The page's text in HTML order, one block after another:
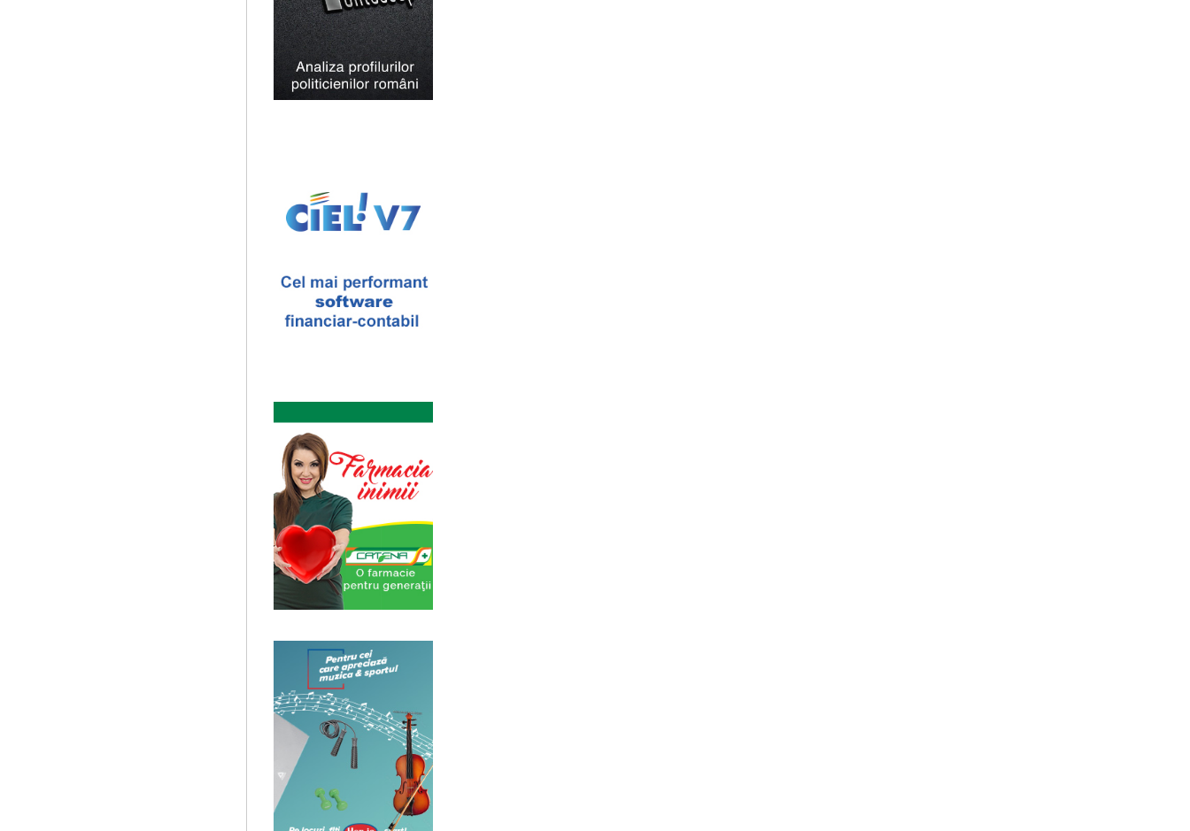
Cursul de Muzica universala (anul II)
Societatea Muzicala organizeaza un curs de cultura generala muzicala,
cu durata de doi ani, in parteneriat cu Universitatea N...
Cursul de Lingvistica (anul II)
Societatea Muzicala organizeaza un curs de cultura generala lingvistica.
Este un curs intensiv si concentrat, de nivel academ...
By Wallace Shawn, with Simona Maicanescu
The Fever de Wallace Shawn, one-woman show cu Simona
Maicanescu, in engleza, supratitrat in romana; Spectacolul de inchidere
Masterclass de traducere literara stilizata de scriitori englezi
“Lidia Vianu’s Students Translate” Ediția a III-a / 16-21 aprilie 2018 5
scriitori britanici şi o edi...
Anuarul Elitei culturale si stiintifice din Romania
Proiectul lansat de catre Societatea Muzicala, a fost conceput initial ca
un anuar al elitei muzicale din Romania – anuar...
Cursul de Sociologie
Societatea Muzicala organizeaza un curs de Sociologie, in parteneriat
cu Facultatea de Sociologie si Asistenta Sociala a Univ...
Societatea Culturala
Platforma online de marketing cultural
Descrierea produsului principal (platforma Internet) Obiectivul
proiectului este de a construi un sistem complex de market...
Precizari legate de formatul de predare a cursurilor de Cultura
universala
Am primit multe intrebari legate de felul in care se desfasoara aceste
Imaginary Beyond Reality
Expozitie de arta fotografica
Expozitie de arta fotografica
Spatiu: neoBhoema Art & Social Lab, Palatul Universul,
Masterclass vocal cu Lucas Meachem, editia a II-a (2018)
Lucas Meachem, marele bariton american, revenit in Romania pentru a
lua parte la editia a III-a a concertului The Metropolita...
Cursul de Arta universala: Marile capodopere
Societatea Muzicala organizeaza un curs de arta universala: "Marile